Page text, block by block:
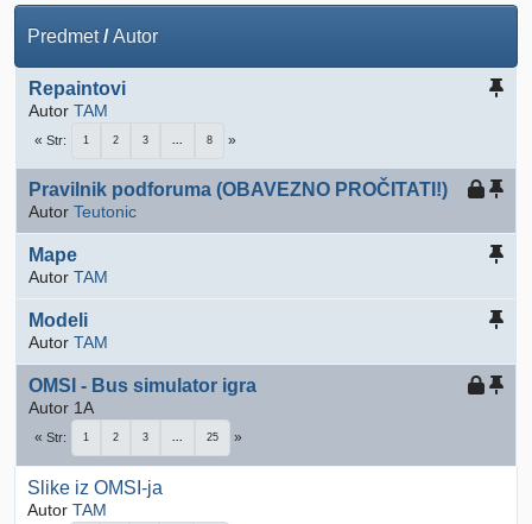
Predmet/Autor
Repaintovi
Autor TAM
Str 1 2 3 ... 8
Pravilnik podforuma (OBAVEZNO PROČITATI!)
Autor Teutonic
Mape
Autor TAM
Modeli
Autor TAM
OMSI - Bus simulator igra
Autor 1A
Str 1 2 3 ... 25
Slike iz OMSI-ja
Autor TAM